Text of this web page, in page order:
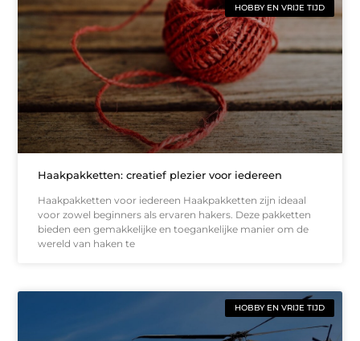
HOBBY EN VRIJE TIJD
Haakpakketten: creatief plezier voor iedereen
Haakpakketten voor iedereen Haakpakketten zijn ideaal
voor zowel beginners als ervaren hakers. Deze pakketten
bieden een gemakkelijke en toegankelijke manier om de
wereld van haken te
HOBBY EN VRIJE TIJD